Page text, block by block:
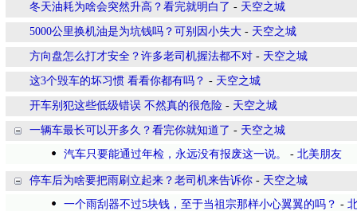
冬天油耗为啥会突然升高？看完就明白了 - 天空之城
5000公里换机油是为坑钱吗？可别因小失大 - 天空之城
方向盘怎么打才安全？许多老司机握法都不对 - 天空之城
这3个毁车的坏习惯 看看你都有吗？ - 天空之城
开车别犯这些低级错误 不然真的很危险 - 天空之城
一辆车最长可以开多久？看完你就知道了 - 天空之城
汽车只要能通过年检，永远没有报废这一说。
- 北美朋友
停车后为啥要把雨刷立起来？老司机来告诉你 - 天空之城
一个雨刮器不过5块钱，至于当祖宗那样小心翼翼的吗？ -